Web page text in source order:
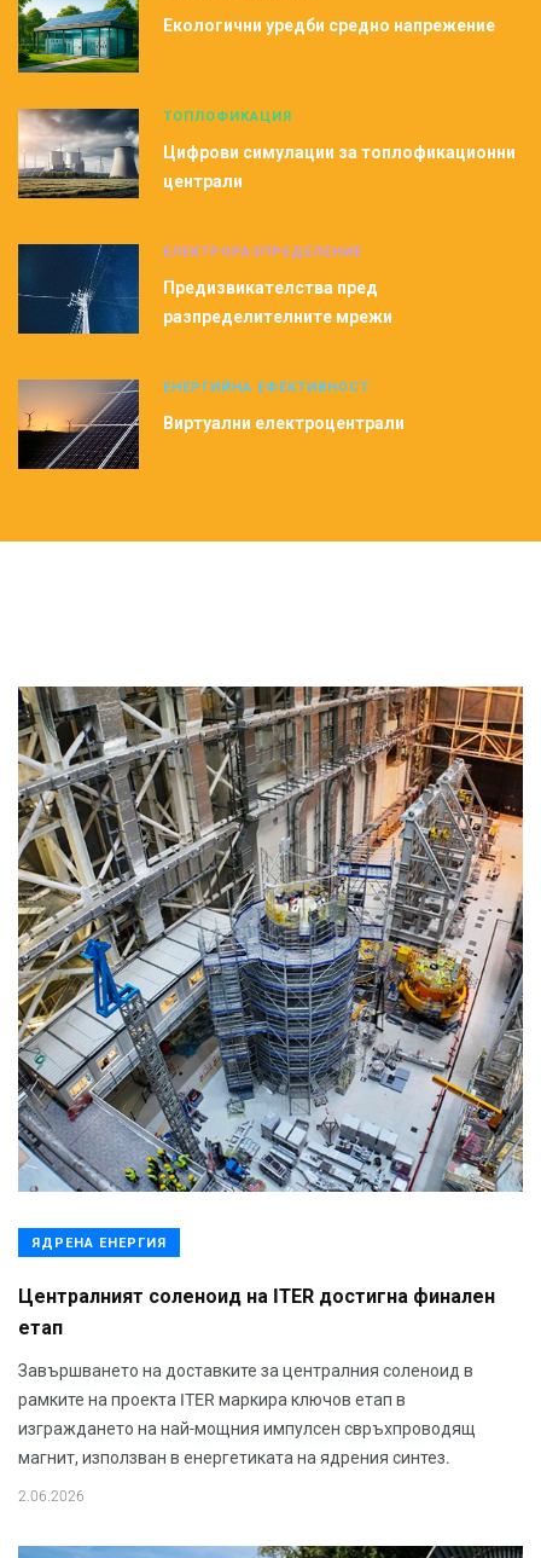
Екологични уредби средно напрежение
ТОПЛОФИКАЦИЯ
Цифрови симулации за топлофикационни
централи
ЕЛЕКТРОРАЗПРЕДЕЛЕНИЕ
Предизвикателства пред
разпределителните мрежи
ЕНЕРГИЙНА ЕФЕКТИВНОСТ
Виртуални електроцентрали
ЯДРЕНА ЕНЕРГИЯ
Централният соленоид на ITER достигна финален
етап
Завършването на доставките за централния соленоид в
рамките на проекта ITER маркира ключов етап в
изграждането на най-мощния импулсен свръхпроводящ
магнит, използван в енергетиката на ядрения синтез.
2.06.2026